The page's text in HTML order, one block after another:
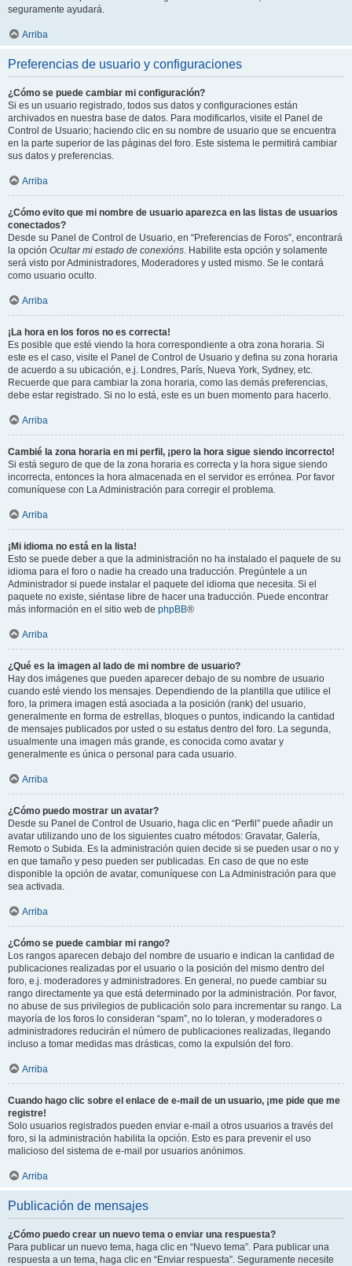
seguramente ayudará.
Arriba
Preferencias de usuario y configuraciones
¿Cómo se puede cambiar mi configuración?
Si es un usuario registrado, todos sus datos y configuraciones están
archivados en nuestra base de datos. Para modificarlos, visite el Panel de
Control de Usuario; haciendo clic en su nombre de usuario que se encuentra
en la parte superior de las páginas del foro. Este sistema le permitirá cambiar
sus datos y preferencias.
Arriba
¿Cómo evito que mi nombre de usuario aparezca en las listas de usuarios
conectados?
Desde su Panel de Control de Usuario, en “Preferencias de Foros”, encontrará
la opción Ocultar mi estado de conexións. Habilite esta opción y solamente
será visto por Administradores, Moderadores y usted mismo. Se le contará
como usuario oculto.
Arriba
¡La hora en los foros no es correcta!
Es posible que esté viendo la hora correspondiente a otra zona horaria. Si
este es el caso, visite el Panel de Control de Usuario y defina su zona horaria
de acuerdo a su ubicación, e.j. Londres, París, Nueva York, Sydney, etc.
Recuerde que para cambiar la zona horaria, como las demás preferencias,
debe estar registrado. Si no lo está, este es un buen momento para hacerlo.
Arriba
Cambié la zona horaria en mi perfil, ¡pero la hora sigue siendo incorrecto!
Si está seguro de que de la zona horaria es correcta y la hora sigue siendo
incorrecta, entonces la hora almacenada en el servidor es errónea. Por favor
comuníquese con La Administración para corregir el problema.
Arriba
¡Mi idioma no está en la lista!
Esto se puede deber a que la administración no ha instalado el paquete de su
idioma para el foro o nadie ha creado una traducción. Pregúntele a un
Administrador si puede instalar el paquete del idioma que necesita. Si el
paquete no existe, siéntase libre de hacer una traducción. Puede encontrar
más información en el sitio web de phpBB®
Arriba
¿Qué es la imagen al lado de mi nombre de usuario?
Hay dos imágenes que pueden aparecer debajo de su nombre de usuario
cuando esté viendo los mensajes. Dependiendo de la plantilla que utilice el
foro, la primera imagen está asociada a la posición (rank) del usuario,
generalmente en forma de estrellas, bloques o puntos, indicando la cantidad
de mensajes publicados por usted o su estatus dentro del foro. La segunda,
usualmente una imagen más grande, es conocida como avatar y
generalmente es única o personal para cada usuario.
Arriba
¿Cómo puedo mostrar un avatar?
Desde su Panel de Control de Usuario, haga clic en “Perfil” puede añadir un
avatar utilizando uno de los siguientes cuatro métodos: Gravatar, Galería,
Remoto o Subida. Es la administración quien decide si se pueden usar o no y
en que tamaño y peso pueden ser publicadas. En caso de que no este
disponible la opción de avatar, comuníquese con La Administración para que
sea activada.
Arriba
¿Cómo se puede cambiar mi rango?
Los rangos aparecen debajo del nombre de usuario e indican la cantidad de
publicaciones realizadas por el usuario o la posición del mismo dentro del
foro, e.j. moderadores y administradores. En general, no puede cambiar su
rango directamente ya que está determinado por la administración. Por favor,
no abuse de sus privilegios de publicación solo para incrementar su rango. La
mayoría de los foros lo consideran “spam”, no lo toleran, y moderadores o
administradores reducirán el número de publicaciones realizadas, llegando
incluso a tomar medidas mas drásticas, como la expulsión del foro.
Arriba
Cuando hago clic sobre el enlace de e-mail de un usuario, ¡me pide que me
registre!
Solo usuarios registrados pueden enviar e-mail a otros usuarios a través del
foro, si la administración habilita la opción. Esto es para prevenir el uso
malicioso del sistema de e-mail por usuarios anónimos.
Arriba
Publicación de mensajes
¿Cómo puedo crear un nuevo tema o enviar una respuesta?
Para publicar un nuevo tema, haga clic en “Nuevo tema”. Para publicar una
respuesta a un tema, haga clic en “Enviar respuesta”. Seguramente necesite